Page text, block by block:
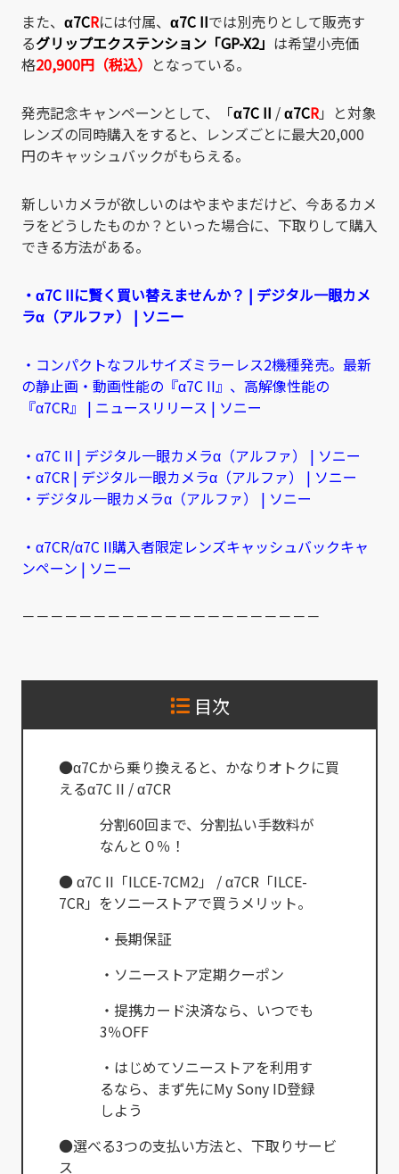
また、 α7CRには付属、 α7C IIでは別売りとして販売す
るグリップエクステンション「GP-X2」 は希望小売価
格20,900円（税込） となっている。
発売記念キャンペーンとして、「α7C II /α7CR」と対象
レンズの同時購入をすると、レンズごとに最大20,000
円のキャッシュバックがもらえる。
新しいカメラが欲しいのはやまやまだけど、今あるカメ
ラをどうしたものか？といった場合に、下取りして購入
できる方法がある。
・α7C IIに賢く買い替えませんか？ | デジタル一眼カメ
ラα（アルファ） | ソニー
・コンパクトなフルサイズミラーレス2機種発売。最新
の静止画・動画性能の『α7C II』、高解像性能の
『α7CR』 | ニュースリリース | ソニー
・α7C II | デジタル一眼カメラα（アルファ） | ソニー
・α7CR | デジタル一眼カメラα（アルファ） | ソニー
・デジタル一眼カメラα（アルファ） | ソニー
・α7CR/α7C II購入者限定レンズキャッシュバックキャ
ンペーン | ソニー
－－－－－－－－－－－－－－－－－－－－－
目次
●α7Cから乗り換えると、かなりオトクに買
えるα7C II / α7CR
分割60回まで、分割払い手数料が
なんと０％！
● α7C II「ILCE-7CM2」 / α7CR「ILCE-
7CR」をソニーストアで買うメリット。
・長期保証
・ソニーストア定期クーポン
・提携カード決済なら、いつでも
3％OFF
・はじめてソニーストアを利用す
るなら、まず先にMy Sony ID登録
しよう
●選べる3つの支払い方法と、下取りサービ
ス